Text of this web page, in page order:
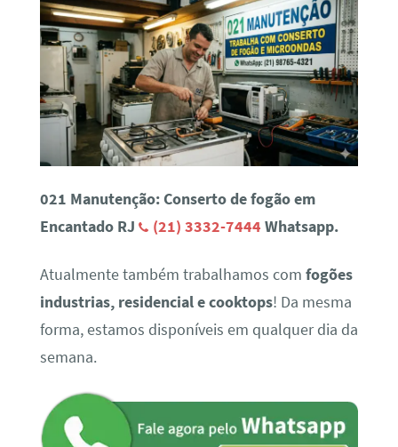
021 Manutenção: Conserto de fogão em
Encantado RJ
(21) 3332-7444 Whatsapp.
Atualmente também trabalhamos com fogões
industrias, residencial e cooktops! Da mesma
forma, estamos disponíveis em qualquer dia da
semana.